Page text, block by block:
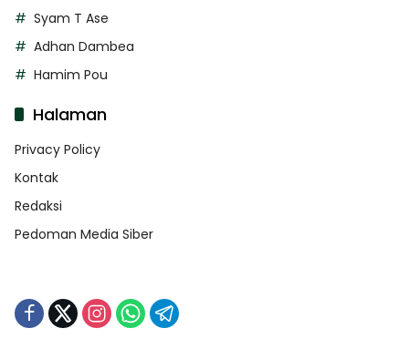
Syam T Ase
Adhan Dambea
Hamim Pou
Halaman
Privacy Policy
Kontak
Redaksi
Pedoman Media Siber